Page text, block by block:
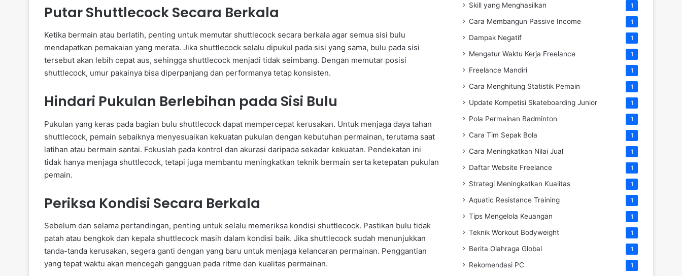
Putar Shuttlecock Secara Berkala
Ketika bermain atau berlatih, penting untuk memutar shuttlecock secara berkala agar semua sisi bulu
mendapatkan pemakaian yang merata. Jika shuttlecock selalu dipukul pada sisi yang sama, bulu pada sisi
tersebut akan lebih cepat aus, sehingga shuttlecock menjadi tidak seimbang. Dengan memutar posisi
shuttlecock, umur pakainya bisa diperpanjang dan performanya tetap konsisten.
Hindari Pukulan Berlebihan pada Sisi Bulu
Pukulan yang keras pada bagian bulu shuttlecock dapat mempercepat kerusakan. Untuk menjaga daya tahan
shuttlecock, pemain sebaiknya menyesuaikan kekuatan pukulan dengan kebutuhan permainan, terutama saat
latihan atau bermain santai. Fokuslah pada kontrol dan akurasi daripada sekadar kekuatan. Pendekatan ini
tidak hanya menjaga shuttlecock, tetapi juga membantu meningkatkan teknik bermain serta ketepatan pukulan
pemain.
Periksa Kondisi Secara Berkala
Sebelum dan selama pertandingan, penting untuk selalu memeriksa kondisi shuttlecock. Pastikan bulu tidak
patah atau bengkok dan kepala shuttlecock masih dalam kondisi baik. Jika shuttlecock sudah menunjukkan
tanda-tanda kerusakan, segera ganti dengan yang baru untuk menjaga kelancaran permainan. Penggantian
yang tepat waktu akan mencegah gangguan pada ritme dan kualitas permainan.
Skill yang Menghasilkan 1
Cara Membangun Passive Income 1
Dampak Negatif 1
Mengatur Waktu Kerja Freelance 1
Freelance Mandiri 1
Cara Menghitung Statistik Pemain 1
Update Kompetisi Skateboarding Junior 1
Pola Permainan Badminton 1
Cara Tim Sepak Bola 1
Cara Meningkatkan Nilai Jual 1
Daftar Website Freelance 1
Strategi Meningkatkan Kualitas 1
Aquatic Resistance Training 1
Tips Mengelola Keuangan 1
Teknik Workout Bodyweight 1
Berita Olahraga Global 1
Rekomendasi PC 1